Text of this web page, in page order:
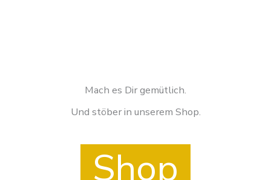
Mach es Dir gemütlich.
Und stöber in unserem Shop.
Shop